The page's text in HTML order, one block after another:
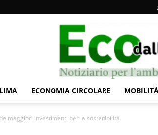
ECONOMIA CIRCOLARE MOBILITÀ
maggiori investimenti per la sostenibilità